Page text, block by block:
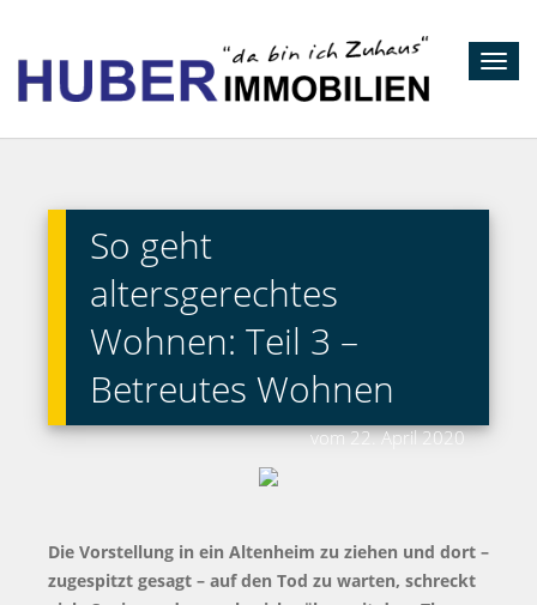
So geht
altersgerechtes
Wohnen: Teil 3 –
Betreutes Wohnen
vom 22. April 2020
Die Vorstellung in ein Altenheim zu ziehen und dort –
zugespitzt gesagt – auf den Tod zu warten, schreckt